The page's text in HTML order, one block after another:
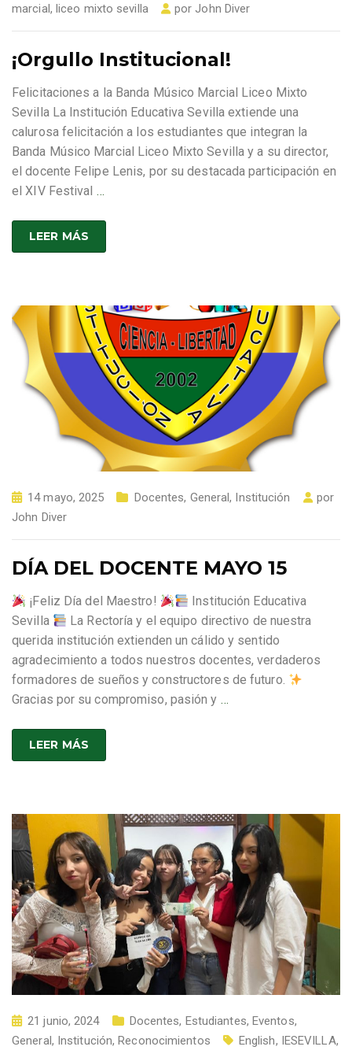
marcial, liceo mixto sevilla porJohn Diver
¡Orgullo Institucional!
Felicitaciones a la Banda Músico Marcial Liceo Mixto
Sevilla La Institución Educativa Sevilla extiende una
calurosa felicitación a los estudiantes que integran la
Banda Músico Marcial Liceo Mixto Sevilla y a su director,
el docente Felipe Lenis, por su destacada participación en
el XIV Festival …
LEER MÁS
14 mayo, 2025 Docentes, General, Institución
por
John Diver
DÍA DEL DOCENTE MAYO 15
¡Feliz Día del Maestro!
Institución Educativa
Sevilla
La Rectoría y el equipo directivo de nuestra
querida institución extienden un cálido y sentido
agradecimiento a todos nuestros docentes, verdaderos
formadores de sueños y constructores de futuro.
Gracias por su compromiso, pasión y …
LEER MÁS
21 junio, 2024 Docentes, Estudiantes, Eventos,
General, Institución,Reconocimientos English, IESEVILLA,